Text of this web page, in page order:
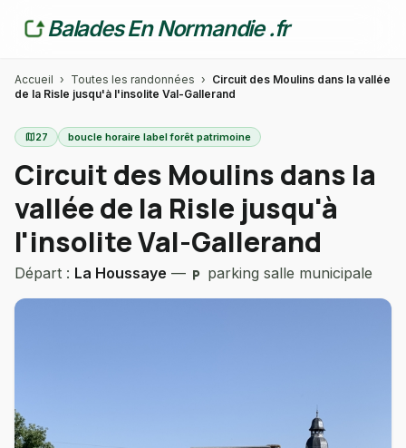
Balades En Normandie .fr
Accueil › Toutes les randonnées › Circuit des Moulins dans la vallée
de la Risle jusqu'à l'insolite Val-Gallerand
map27 boucle horaire label forêt patrimoine
Circuit des Moulins dans la
vallée de la Risle jusqu'à
l'insolite Val-Gallerand
Départ : La Houssaye — local_parking parking salle municipale